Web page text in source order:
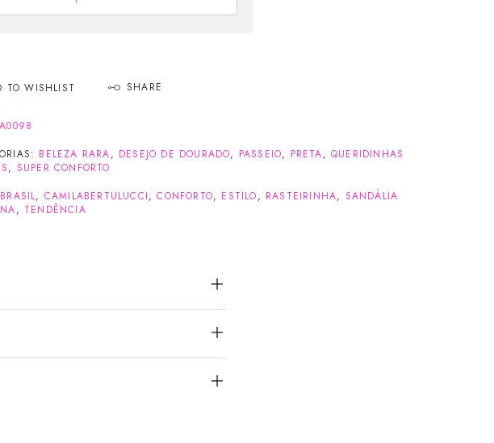
TO WISHLIST SHARE
BELEZA RARA, DESEJO DE DOURADO, PASSEIO, PRETA,QUERIDINHAS
, SUPER CONFORTO
BRASIL, CAMILABERTULUCCI,CONFORTO, ESTILO, RASTEIRINHA, SANDÁLIA
, TENDÊNCIA